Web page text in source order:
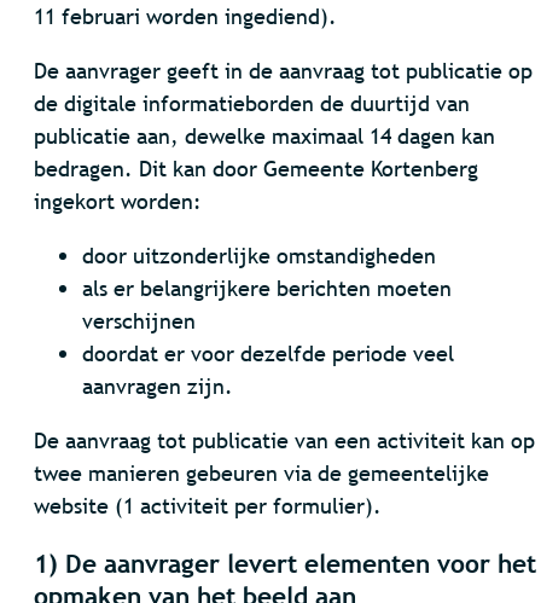
11 februari worden ingediend).
De aanvrager geeft in de aanvraag tot publicatie op
de digitale informatieborden de duurtijd van
publicatie aan, dewelke maximaal 14 dagen kan
bedragen. Dit kan door Gemeente Kortenberg
ingekort worden:
door uitzonderlijke omstandigheden
als er belangrijkere berichten moeten
verschijnen
doordat er voor dezelfde periode veel
aanvragen zijn.
De aanvraag tot publicatie van een activiteit kan op
twee manieren gebeuren via de gemeentelijke
website (1 activiteit per formulier).
1) De aanvrager levert elementen voor het
opmaken van het beeld aan